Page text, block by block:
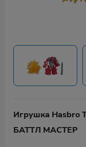
Игрушка
БАТТЛ МАСТЕР